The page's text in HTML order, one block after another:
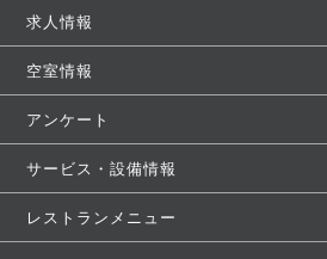
求人情報
空室情報
アンケート
サービス・設備情報
レストランメニュー